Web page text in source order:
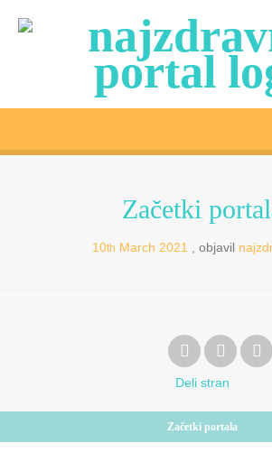
Začetki
10th March 2021 objavil
Deli stran
Začetki portala